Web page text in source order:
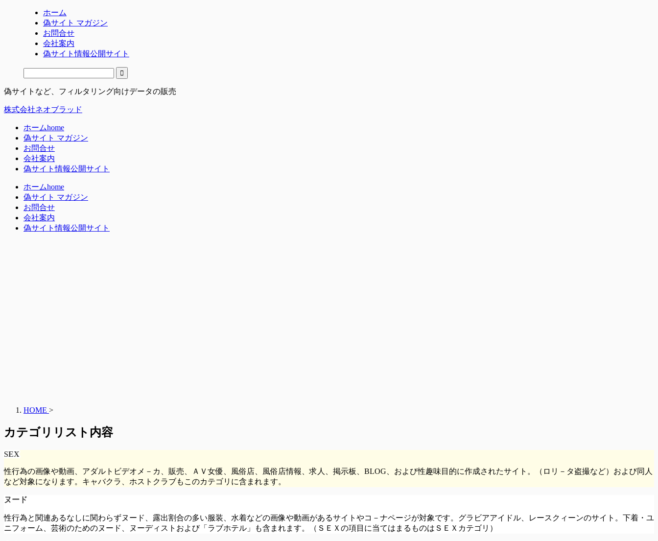
ホーム
偽サイト マガジン
お問合せ
会社案内
偽サイト情報公開サイト
偽サイトなど、フィルタリング向けデータの販売
株式会社ネオブラッド
ホームhome
偽サイト マガジン
お問合せ
会社案内
偽サイト情報公開サイト
ホームhome
偽サイト マガジン
お問合せ
会社案内
偽サイト情報公開サイト
HOME >
カテゴリリスト内容
SEX
性行為の画像や動画、アダルトビデオメ－カ、販売、ＡＶ女優、風俗店、風俗店情報、求人、掲示板、BLOG、および性趣味目的に作成されたサイト。（ロリ－タ盗撮など）および同人
など対象になります。キャバクラ、ホストクラブもこのカテゴリに含まれます。
ヌード
性行為と関連あるなしに関わらずヌード、露出割合の多い服装、水着などの画像や動画があるサイトやコ－ナページが対象です。グラビアアイドル、レースクィーンのサイト。下着・ユ
ニフォーム、芸術のためのヌード、ヌーディストおよび「ラブホテル」も含まれます。（ＳＥＸの項目に当てはまるものはＳＥＸカテゴリ）